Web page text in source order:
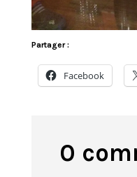
Partager :
Facebook
0